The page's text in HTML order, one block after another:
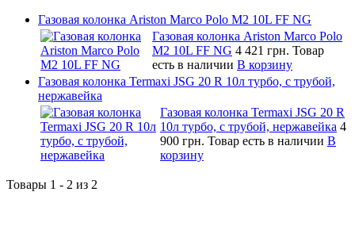
Газовая колонка Ariston Marco Polo M2 10L FF NG
Газовая колонка Ariston Marco Polo
M2 10L FF NG 4 421 грн. Товар
есть в наличии В корзину
Газовая колонка Termaxi JSG 20 R 10л турбо, с трубой,
нержавейка
Газовая колонка Termaxi JSG 20 R
10л турбо, с трубой, нержавейка 4
900 грн. Товар есть в наличии В
корзину
Товары 1 - 2 из 2